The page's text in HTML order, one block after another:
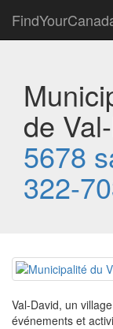
de
5678
322-
Val-David, un
événements et